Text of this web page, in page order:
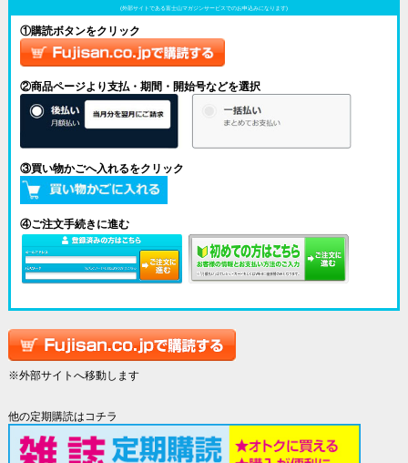
(外部サイトである富士山マガジンサービスでのお申込みになります)
①購読ボタンをクリック
②商品ページより支払・期間・開始号などを選択
③買い物かごへ入れるをクリック
④ご注文手続きに進む
※外部サイトへ移動します
他の定期購読はコチラ